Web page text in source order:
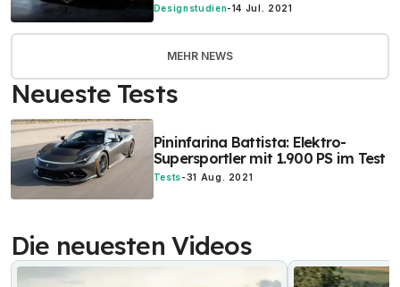
Designstudien-14 Jul. 2021
MEHR NEWS
Neueste Tests
Pininfarina Battista: Elektro-
Supersportler mit 1.900 PS im Test
Tests-31 Aug. 2021
Die neuesten Videos